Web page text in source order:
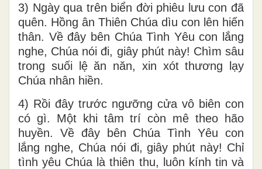
3) Ngày qua trên biển đời phiêu lưu con đã
quên. Hồng ân Thiên Chúa dìu con lên hiến
thân. Về đây bên Chúa Tình Yêu con lắng
nghe, Chúa nói đi, giây phút này! Chìm sâu
trong suối lệ ăn năn, xin xót thương lạy
Chúa nhân hiền.
4) Rồi đây trước ngưỡng cửa vô biên con
có gì. Một khi tâm trí còn mê theo hão
huyền. Về đây bên Chúa Tình Yêu con
lắng nghe, Chúa nói đi, giây phút này! Chỉ
tình yêu Chúa là thiên thu, luôn kính tin và